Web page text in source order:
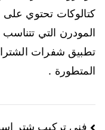
كتالوكات تحتوي
المودرن التي
تطبيق شفرات
المتطورة .